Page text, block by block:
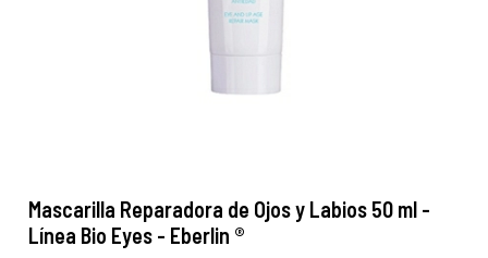
Mascarilla Reparadora de Ojos y Labios 50 ml -
Línea Bio Eyes - Eberlin ®